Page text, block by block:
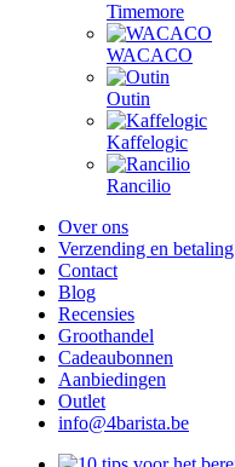
Timemore
WACACO
Outin
Kaffelogic
Rancilio
Over ons
Verzending en betaling
Contact
Blog
Recensies
Groothandel
Cadeaubonnen
Aanbiedingen
Outlet
info@4barista.be